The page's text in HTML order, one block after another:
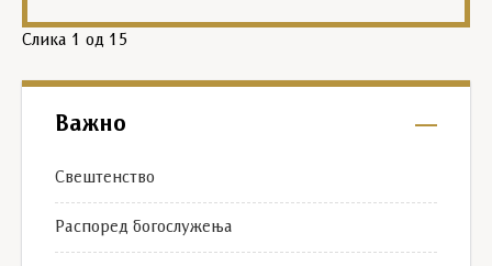
Слика 1 од 15
Важно
Свештенство
Распоред богослужења